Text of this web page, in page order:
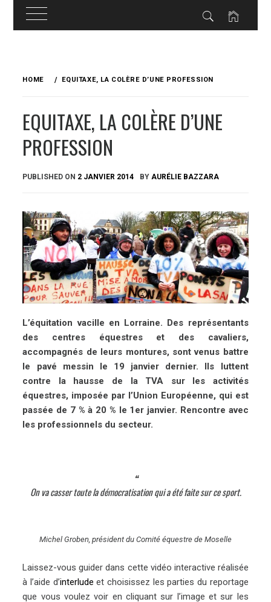
HOME EQUITAXE, LA COLÈRE D’UNE PROFESSION
EQUITAXE, LA COLÈRE D’UNE
PROFESSION
PUBLISHED ON 2 JANVIER 2014 BY AURÉLIE BAZZARA
L’équitation vacille en Lorraine. Des représentants
des centres équestres et des cavaliers,
accompagnés de leurs montures, sont venus battre
le pavé messin le 19 janvier dernier. Ils luttent
contre la hausse de la TVA sur les activités
équestres, imposée par l’Union Européenne, qui est
passée de 7 % à 20 % le 1er janvier. Rencontre avec
les professionnels du secteur.
On va casser toute la démocratisation qui a été faite sur ce sport.
Michel Groben, président du Comité équestre de Moselle
Laissez-vous guider dans cette vidéo interactive réalisée
à l’aide d’interlude et choisissez les parties du reportage
que vous voulez voir en cliquant sur l’image et sur les